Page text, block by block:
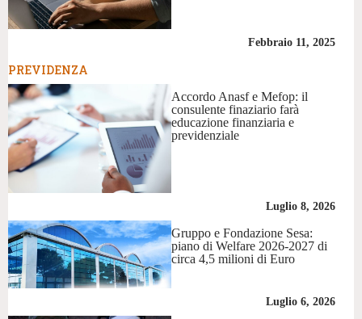
Febbraio 11, 2025
PREVIDENZA
Accordo Anasf e Mefop: il
consulente finaziario farà
educazione finanziaria e
previdenziale
Luglio 8, 2026
Gruppo e Fondazione Sesa:
piano di Welfare 2026-2027 di
circa 4,5 milioni di Euro
Luglio 6, 2026